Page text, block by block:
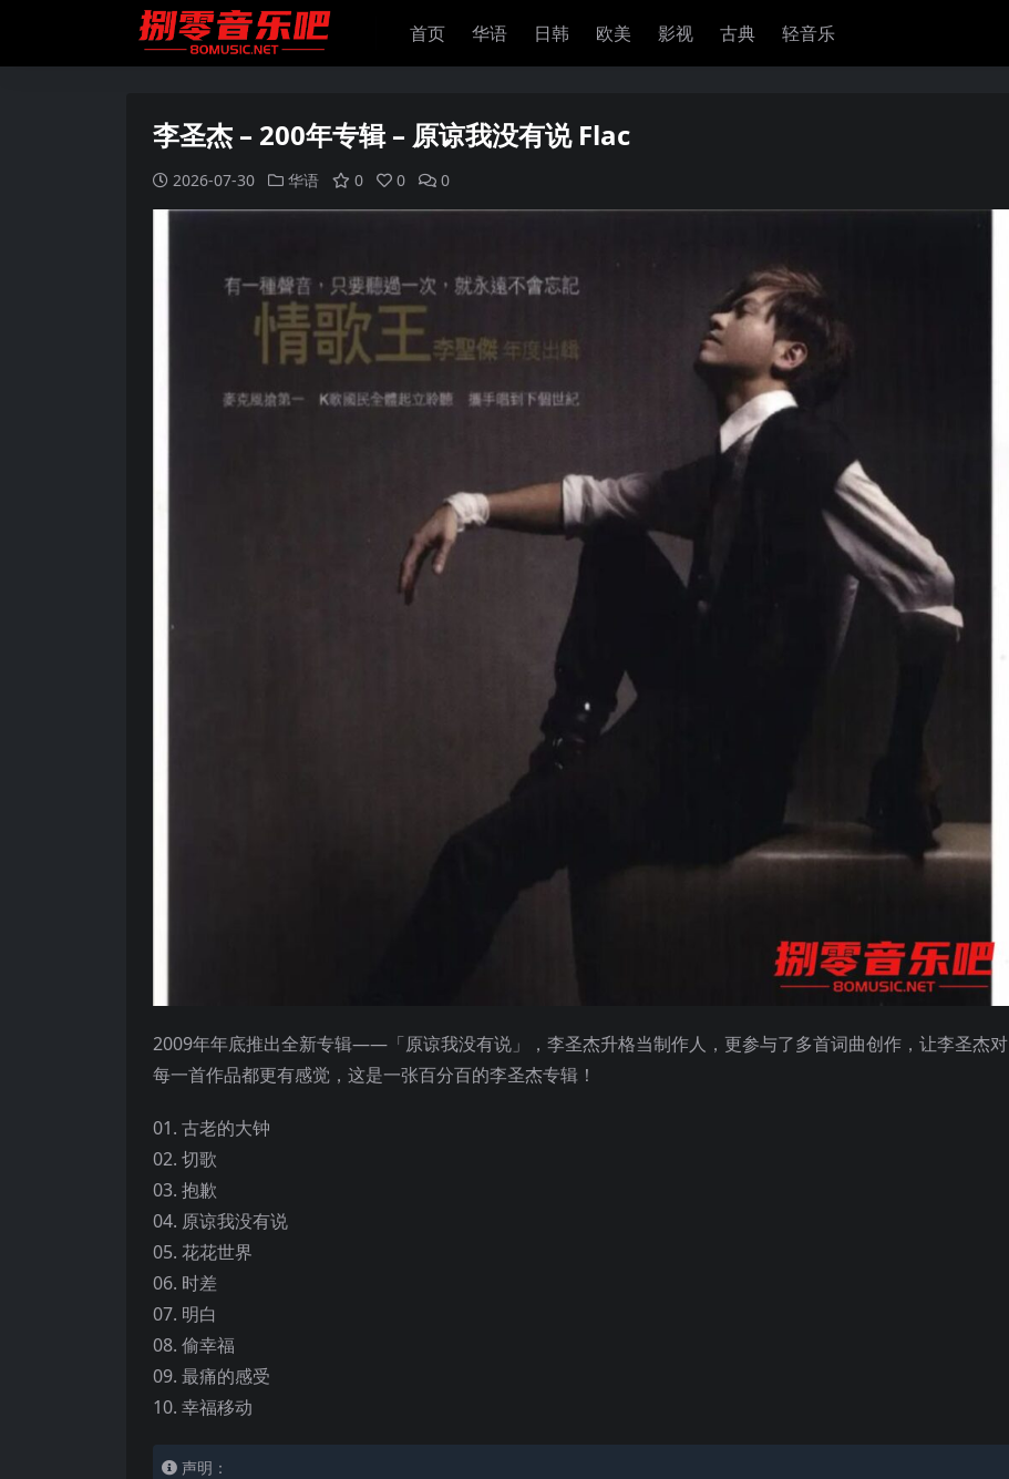
首页 华语 日韩 欧美 影视 古典 轻音乐
李圣杰 – 200年专辑 – 原谅我没有说 Flac
2026-07-30 华语 0 0 0
2009年年底推出全新专辑——「原谅我没有说」，李圣杰升格当制作人，更参与了多首词曲创作，让李圣杰对
每一首作品都更有感觉，这是一张百分百的李圣杰专辑！
01. 古老的大钟
02. 切歌
03. 抱歉
04. 原谅我没有说
05. 花花世界
06. 时差
07. 明白
08. 偷幸福
09. 最痛的感受
10. 幸福移动
声明：